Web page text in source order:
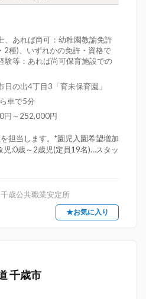
、あれば尚可：幼稚園教諭免許
2種)、いずれかの免許・資格で
験等：あれば尚可保育施設での
日の出4丁目3「育未保育園」
車で5分
円～252,000円
担当します。*園児入園希望増加
児:0歳～2歳児(定員19名)…スタッ
歳公共職業安定所
★お気に入り
千歳市